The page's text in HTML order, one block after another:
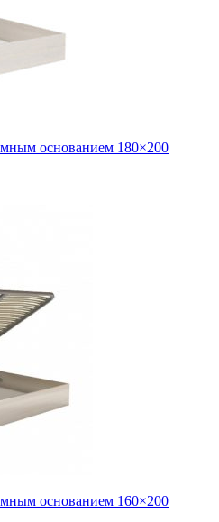
основанием 180×200
основанием 160×200